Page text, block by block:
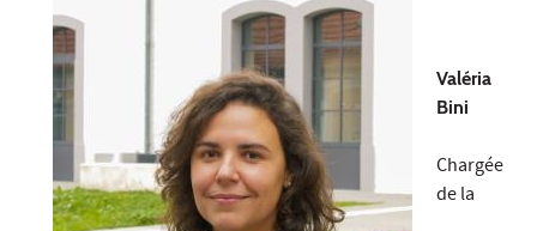
Valéria
Bini
Chargée
de la